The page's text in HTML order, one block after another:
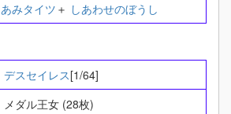
あみタイツ ＋ しあわせのぼうし
デスセイレス[1/64]
メダル王女 (28枚)